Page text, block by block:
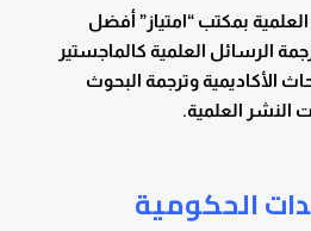
بمكتب “امتياز” أفضل
الرسائل العلمية كالماجستير
الأكاديمية وترجمة البحوث
النشر العلمية.
الحكومية